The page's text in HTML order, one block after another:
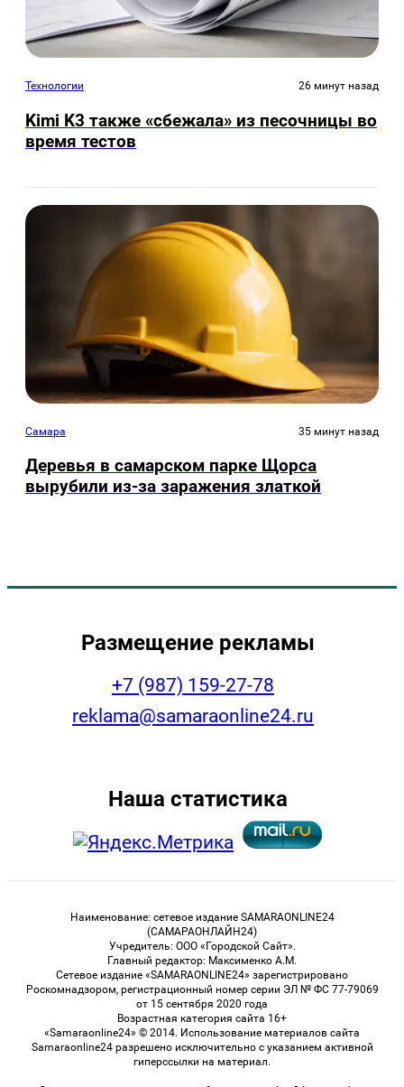
Технологии 26 минут назад
Kimi K3 также «сбежала» из песочницы во
время тестов
Самара 35 минут назад
Деревья в самарском парке Щорса
вырубили из-за заражения златкой
Размещение рекламы
+7 (987) 159-27-78
reklama@samaraonline24.ru
Наша статистика
Наименование: сетевое издание SAMARAONLINE24
(САМАРАОНЛАЙН24)
Учредитель: ООО «Городской Сайт».
Главный редактор: Максименко А.М.
Сетевое издание «SAMARAONLINE24» зарегистрировано
Роскомнадзором, регистрационный номер серии ЭЛ № ФС 77-79069
от 15 сентября 2020 года
Возрастная категория сайта 16+
«Samaraonline24» © 2014. Использование материалов сайта
Samaraonline24 разрешено исключительно с указанием активной
гиперссылки на материал.